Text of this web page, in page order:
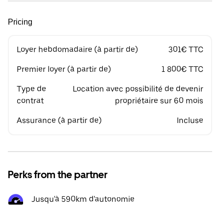
Pricing
Loyer hebdomadaire (à partir de) 301€ TTC
Premier loyer (à partir de) 1 800€ TTC
Type de
contrat
Location avec possibilité de devenir
propriétaire sur 60 mois
Assurance (à partir de) Incluse
Perks from the partner
Jusqu'à 590km d'autonomie